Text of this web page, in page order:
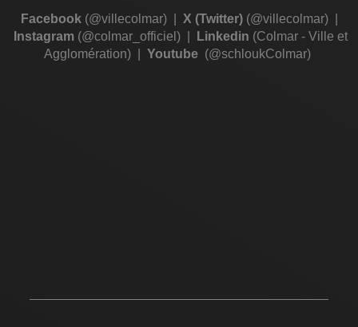
Facebook(@villecolmar)| X (Twitter)(@villecolmar)|
Instagram (@colmar_officiel) Linkedin (Colmar - Ville et
Agglomération)
Youtube (@schloukColmar)